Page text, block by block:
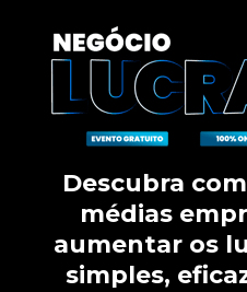
Descubra
médias
aumentar os
simples,